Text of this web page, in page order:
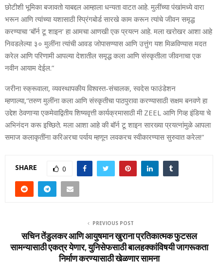
छोटीशी भूमिका बजावतो याबद्दल आम्हाला धन्यता वाटत आहे. मुलींच्या पंखांमध्ये वारा
भरून आणि त्यांच्या यशासाठी स्प्रिंगबोर्ड सारखे काम करून त्यांचे जीवन समृद्ध
करण्याचा ‘बॉर्न टू शाइन’ हा आमचा आणखी एक प्रयत्न आहे. मला खरोखर आशा आहे
निवडलेल्या ३० मुलींना त्यांची आवड जोपासण्यास आणि उत्तुंग यश मिळविण्यास मदत
करेल आणि परिणामी आपल्या देशातील समृद्ध कला आणि संस्कृतीला जीवनाचा एक
नवीन आयाम देईल.”
जरीना स्क्रूवाला, व्यवस्थापकीय विश्वस्त-संचालक, स्वदेस फाउंडेशन
म्हणाल्या,“तरुण मुलींना कला आणि संस्कृतीचा पाठपुरावा करण्यासाठी सक्षम बनवणे हा
उद्देश ठेवणाऱ्या एकमेवाद्वितीय शिष्यवृत्ती कार्यक्रमासाठी मी ZEEL आणि गिव्ह इंडिया चे
अभिनंदन करू इच्छिते. मला आशा आहे की बॉर्न टू शाइन सारख्या प्रयत्नांमुळे आपला
समाज कलाकृतींना करिअरचा पर्याय म्हणून लवकरच स्वीकारण्यास सुरुवात करेल!”
SHARE 0
PREVIOUS POST
सचिन तेंडुलकर आणि आयुषमान खुराना प्रतिकात्मक फुटसल
सामन्यासाठी एकत्र येणार, युनिसेफसाठी बालहक्कांविषयी जागरूकता
निर्माण करण्यासाठी खेळणार सामना